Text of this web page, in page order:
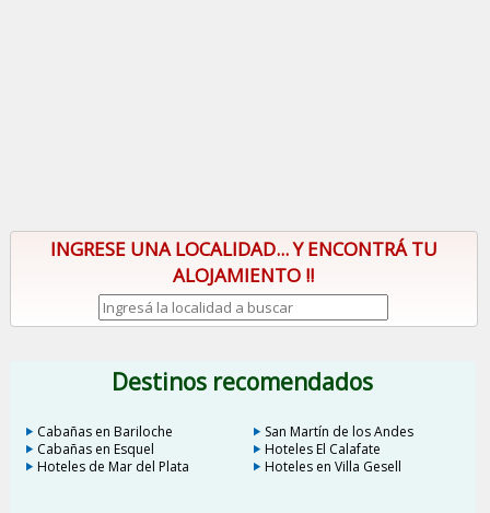
INGRESE UNA LOCALIDAD... Y ENCONTRÁ TU
ALOJAMIENTO !!
Destinos recomendados
Cabañas en Bariloche
San Martín de los Andes
Cabañas en Esquel
Hoteles El Calafate
Hoteles de Mar del Plata
Hoteles en Villa Gesell